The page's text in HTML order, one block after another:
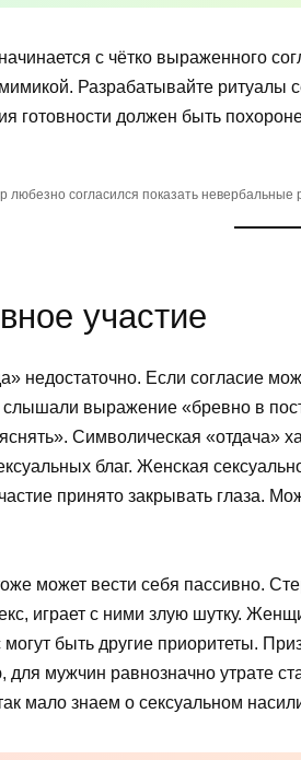
с чётко выраженного
Разрабатывайте ритуалы
готовности должен быть
любезно согласился показать
участие
недостаточно. Если согласие
выражение «бревно в
Символическая «отдача»
благ. Женская
принято закрывать глаза.
может вести себя пассивно.
играет с ними злую шутку.
быть другие приоритеты.
мужчин равнозначно утрате
мало знаем о сексуальном